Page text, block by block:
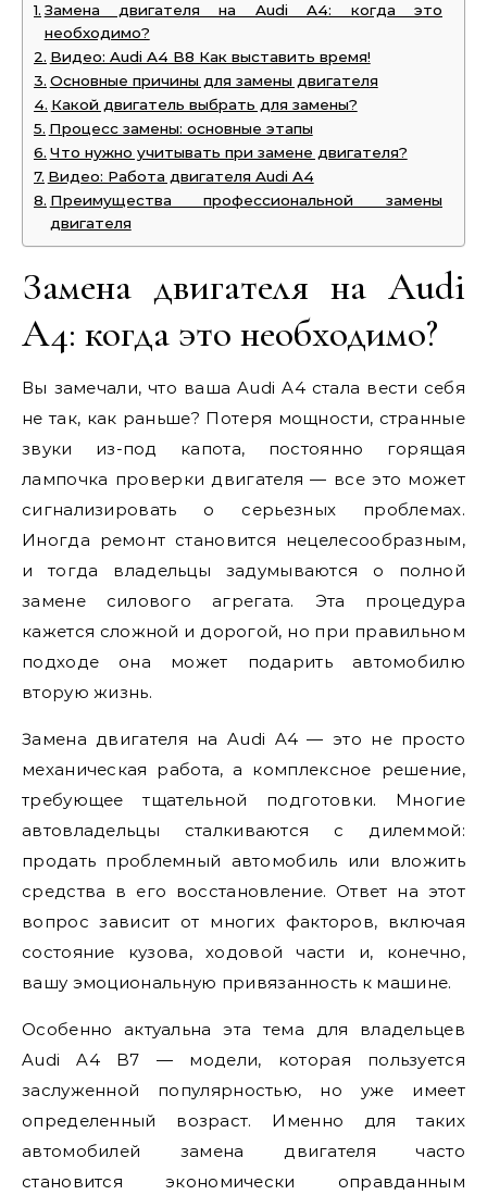
Замена двигателя на Audi A4: когда это
необходимо?
Видео: Audi A4 B8 Как выставить время!
Основные причины для замены двигателя
Какой двигатель выбрать для замены?
Процесс замены: основные этапы
Что нужно учитывать при замене двигателя?
Видео: Работа двигателя Audi A4
Преимущества профессиональной замены
двигателя
Замена двигателя на Audi
A4: когда это необходимо?
Вы замечали, что ваша Audi A4 стала вести себя
не так, как раньше? Потеря мощности, странные
звуки из-под капота, постоянно горящая
лампочка проверки двигателя — все это может
сигнализировать о серьезных проблемах.
Иногда ремонт становится нецелесообразным,
и тогда владельцы задумываются о полной
замене силового агрегата. Эта процедура
кажется сложной и дорогой, но при правильном
подходе она может подарить автомобилю
вторую жизнь.
Замена двигателя на Audi A4 — это не просто
механическая работа, а комплексное решение,
требующее тщательной подготовки. Многие
автовладельцы сталкиваются с дилеммой:
продать проблемный автомобиль или вложить
средства в его восстановление. Ответ на этот
вопрос зависит от многих факторов, включая
состояние кузова, ходовой части и, конечно,
вашу эмоциональную привязанность к машине.
Особенно актуальна эта тема для владельцев
Audi A4 B7 — модели, которая пользуется
заслуженной популярностью, но уже имеет
определенный возраст. Именно для таких
автомобилей замена двигателя часто
становится экономически оправданным